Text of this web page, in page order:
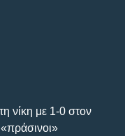
νίκη με 1-0 στον